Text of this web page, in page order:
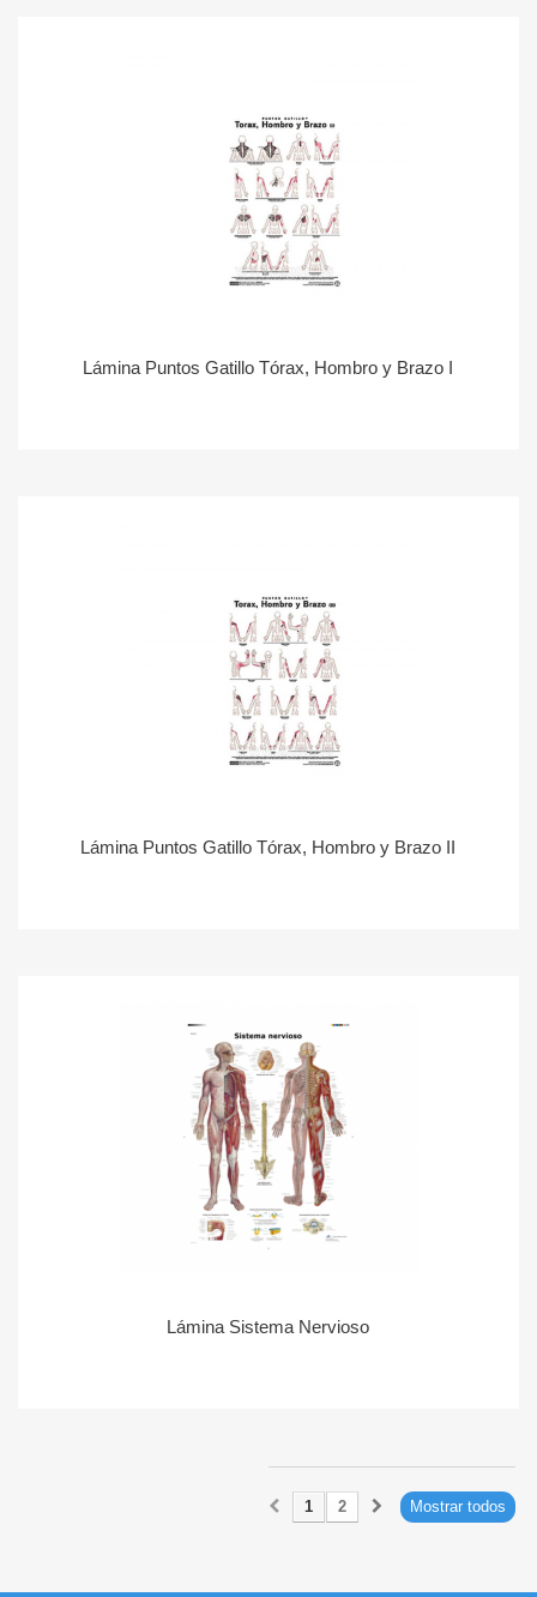
Lámina Puntos Gatillo Tórax, Hombro y Brazo I
Lámina Puntos Gatillo Tórax, Hombro y Brazo II
Lámina Sistema Nervioso
Mostrar todos
1 2